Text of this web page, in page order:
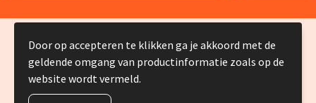
© Copyright Silvia Bruin reclame-advies 2025
Door op accepteren te klikken ga je akkoord met de
geldende omgang van productinformatie zoals op de
website wordt vermeld.